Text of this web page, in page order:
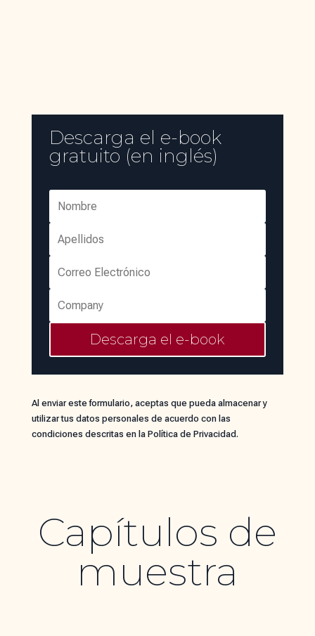
Descarga el e-book
gratuito (en inglés)
Descarga el e-book
Al enviar este formulario, aceptas que pueda almacenar y
utilizar tus datos personales de acuerdo con las
condiciones descritas en la Política de Privacidad.
Capítulos de
muestra